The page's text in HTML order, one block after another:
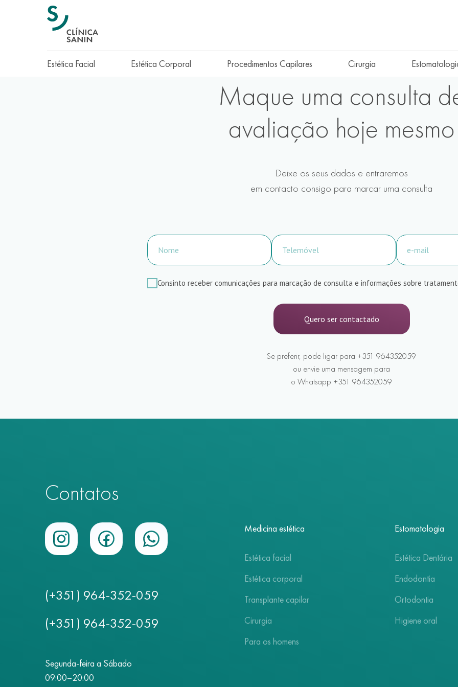
Estética Facial Estética Corporal Procedimentos Capilares Cirurgia
Maque uma consulta
avaliação hoje mesmo
Deixe os seus dados e entraremos
em contacto consigo para marcar uma consulta
Consinto receber comunicações para marcação de consulta e informações sobre
Quero ser contactado
Se preferir, pode ligar para +351 964352059
ou envie uma mensagem para
o Whatsapp +351 964352059
Contatos
Segunda-feira a Sábado
09:00–20:00
(+351) 964-352-059
(+351) 964-352-059
Estética facial
Estética corporal
Transplante capilar
Cirurgia
Para os homens
Estética Dentária
Endodontia
Ortodontia
Higiene oral
Medicina estética Estomatologia